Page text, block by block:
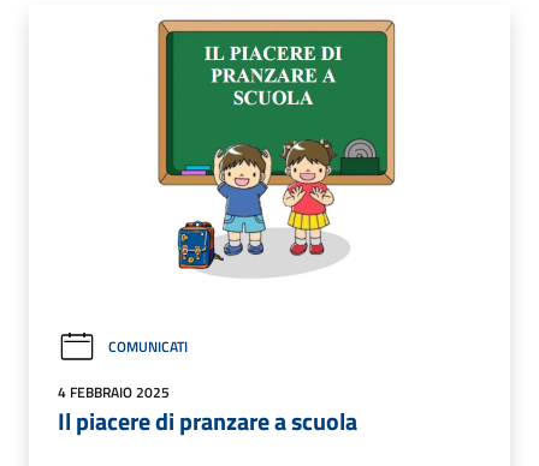
COMUNICATI
4 FEBBRAIO 2025
Il piacere di pranzare a scuola